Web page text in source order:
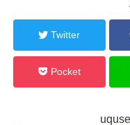
Twitter
Pocket